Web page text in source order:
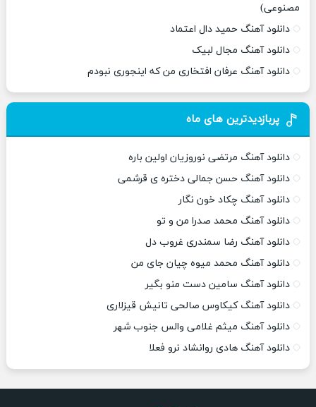
مصنوعی)
دانلود آهنگ حمید دال اعتماد
دانلود آهنگ مجال لبیک
دانلود آهنگ عرفان افتخاری من که اینجوری نبودم
پربازدیدترین های ماه
دانلود آهنگ مرتضی نوروزیان اولین باره
دانلود آهنگ حسن جمالی دختره ی قرشمی
دانلود آهنگ چکاد خون نگار
دانلود آهنگ محمد صدرا من و تو
دانلود آهنگ رضا سمندری غروب دل
دانلود آهنگ محمد میوه چیان جای من
دانلود آهنگ سامین دست منو بگیر
دانلود آهنگ کیکاوس صالحی تانیش قیزلاری
دانلود آهنگ میثم غلامی والس جنوب شهر
دانلود آهنگ هادی روانشاد نرو فعلا